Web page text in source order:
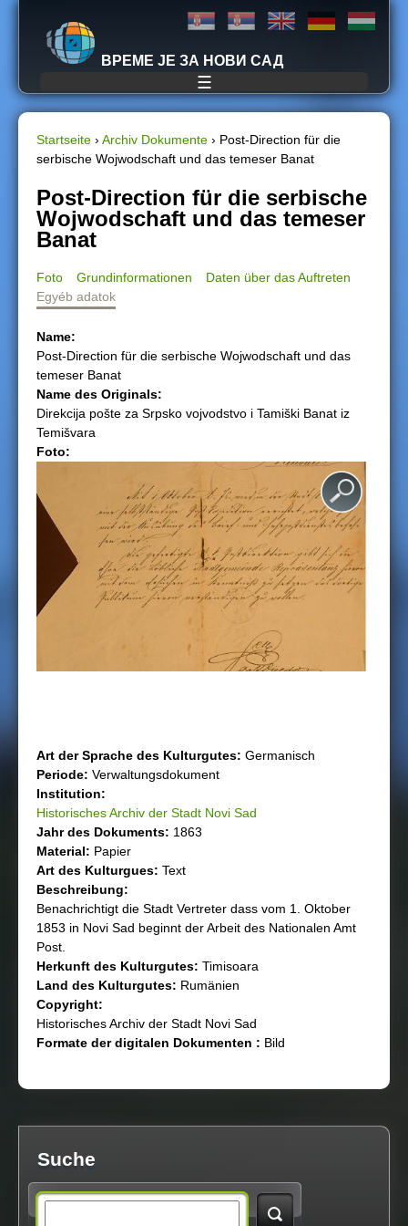
Jump to navigation
ВРЕМЕ ЈЕ ЗА НОВИ САД
☰
S
i
e
s
n
d
h
e
Startseite › Archiv Dokumente › Post-Direction für die
serbische Wojwodschaft und das temeser Banat
Post-Direction für die serbische
Wojwodschaft und das temeser
Banat
Foto Grundinformationen
Daten über das Auftreten
Egyéb adatok
Name:
Post-Direction für die serbische Wojwodschaft und das
temeser Banat
Name des Originals:
Direkcija pošte za Srpsko vojvodstvo i Tamiški Banat iz
Temišvara
Foto:
Art der Sprache des Kulturgutеs: Germanisch
Periode: Verwaltungsdokument
Institution:
Historisches Archiv der Stadt Novi Sad
Jahr des Dokuments: 1863
Material: Papier
Art des Kulturguеs: Text
Beschreibung:
Benachrichtigt die Stadt Vertreter dass vom 1. Oktober
1853 in Novi Sad beginnt der Arbeit des Nationalen Amt
Post.
Herkunft des Kulturgutеs: Timisoara
Land des Kulturgutеs: Rumänien
Copyright:
Historisches Archiv der Stadt Novi Sad
Formate der digitalen Dokumenten : Bild
Suche